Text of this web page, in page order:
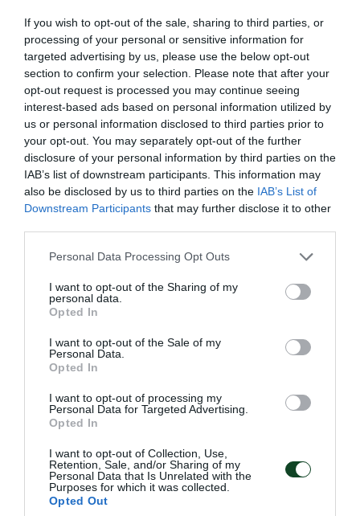
If you wish to opt-out of the sale, sharing to third parties, or
processing of your personal or sensitive information for
targeted advertising by us, please use the below opt-out
section to confirm your selection. Please note that after your
opt-out request is processed you may continue seeing
interest-based ads based on personal information utilized by
us or personal information disclosed to third parties prior to
your opt-out. You may separately opt-out of the further
disclosure of your personal information by third parties on the
IAB’s list of downstream participants. This information may
also be disclosed by us to third parties on the IAB’s List of
Downstream Participants that may further disclose it to other
Please note that this website/app uses one or more Google
not limited to your visit or usage behaviour. You may click to
grant or deny consent to Google and its third-party tags to
use your data for below specified purposes in below Google
consent section.
Personal Data Processing Opt Outs
I want to opt-out of the Sharing of my
personal data.
Opted In
I want to opt-out of the Sale of my
Personal Data.
Opted In
I want to opt-out of processing my
Personal Data for Targeted Advertising.
Opted In
I want to opt-out of Collection, Use,
Retention, Sale, and/or Sharing of my
Personal Data that Is Unrelated with the
Purposes for which it was collected.
Opted Out
Η κλήρωση της EuroLeague
Women
Ο Παναθηναϊκός έμαθε το μονοπάτι του για την πρόκριση
16.07.2026 ΜΠΑΣΚΕΤ ΓΥΝΑΙΚΩΝ